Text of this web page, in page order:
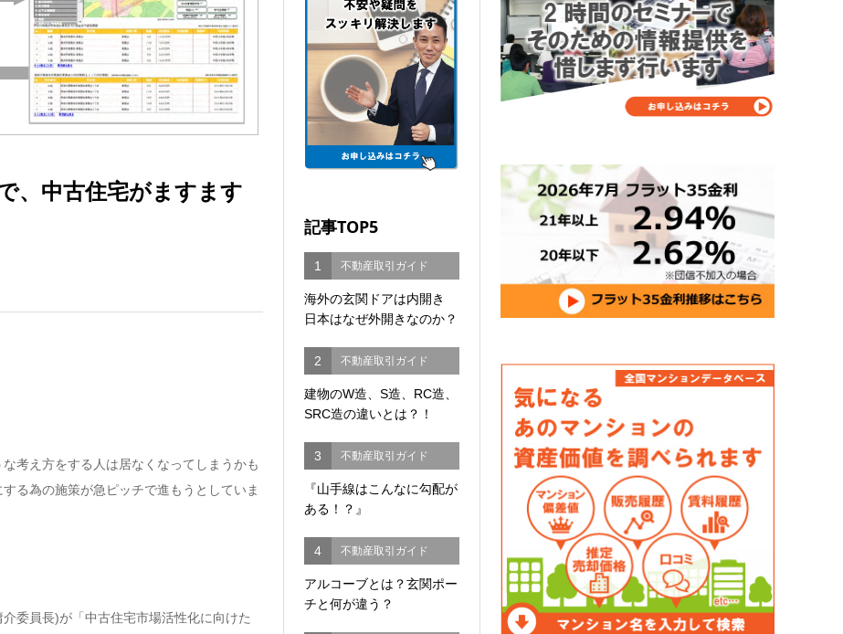
、中古住宅がますます
考え方をする人は居なくなってしまうかも
る為の施策が急ピッチで進もうとしていま
委員長)が「中古住宅市場活性化に向けた
記事TOP5
1 不動産取引ガイド
海外の玄関ドアは内開き
日本はなぜ外開きなのか？
2 不動産取引ガイド
建物のW造、S造、RC造、
SRC造の違いとは？！
3 不動産取引ガイド
『山手線はこんなに勾配が
ある！？』
4 不動産取引ガイド
アルコーブとは？玄関ポー
チと何が違う？